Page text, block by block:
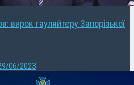
вирок гауляйтеру Запорізької
06/2023